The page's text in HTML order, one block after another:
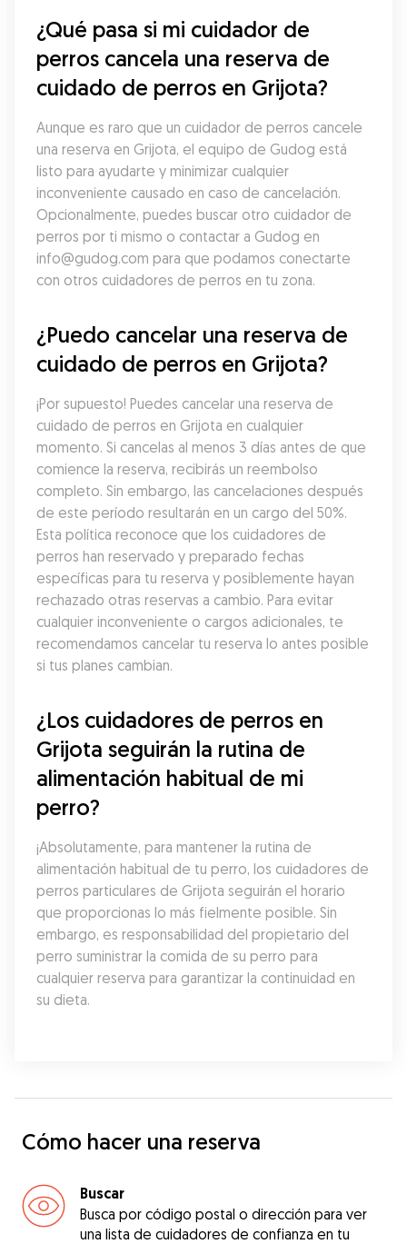
¿Qué pasa si mi cuidador de
perros cancela una reserva de
cuidado de perros en Grijota?
Aunque es raro que un cuidador de perros cancele
una reserva en Grijota, el equipo de Gudog está
listo para ayudarte y minimizar cualquier
inconveniente causado en caso de cancelación.
Opcionalmente, puedes buscar otro cuidador de
perros por ti mismo o contactar a Gudog en
info@gudog.com para que podamos conectarte
con otros cuidadores de perros en tu zona.
¿Puedo cancelar una reserva de
cuidado de perros en Grijota?
¡Por supuesto! Puedes cancelar una reserva de
cuidado de perros en Grijota en cualquier
momento. Si cancelas al menos 3 días antes de que
comience la reserva, recibirás un reembolso
completo. Sin embargo, las cancelaciones después
de este período resultarán en un cargo del 50%.
Esta política reconoce que los cuidadores de
perros han reservado y preparado fechas
específicas para tu reserva y posiblemente hayan
rechazado otras reservas a cambio. Para evitar
cualquier inconveniente o cargos adicionales, te
recomendamos cancelar tu reserva lo antes posible
si tus planes cambian.
¿Los cuidadores de perros en
Grijota seguirán la rutina de
alimentación habitual de mi
perro?
¡Absolutamente, para mantener la rutina de
alimentación habitual de tu perro, los cuidadores de
perros particulares de Grijota seguirán el horario
que proporcionas lo más fielmente posible. Sin
embargo, es responsabilidad del propietario del
perro suministrar la comida de su perro para
cualquier reserva para garantizar la continuidad en
su dieta.
Cómo hacer una reserva
Buscar
Busca por código postal o dirección para ver
una lista de cuidadores de confianza en tu